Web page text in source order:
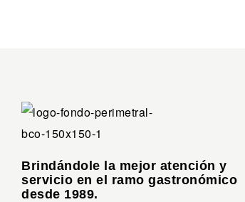
Brindándole la mejor atención y
servicio en el ramo gastronómico
desde 1989.